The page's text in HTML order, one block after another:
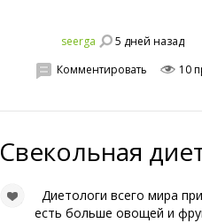
seerga 5 дней назад
Комментировать 10
Свекольная
Диетологи всего мира
есть больше овощей и